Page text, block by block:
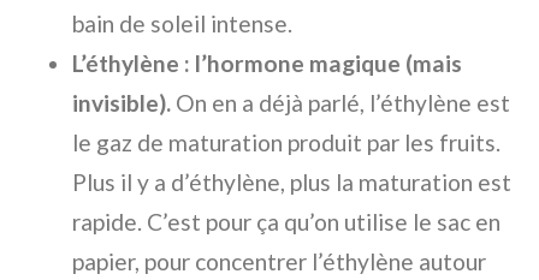
bain de soleil intense.
L’éthylène : l’hormone magique (mais
invisible). On en a déjà parlé, l’éthylène est
le gaz de maturation produit par les fruits.
Plus il y a d’éthylène, plus la maturation est
rapide. C’est pour ça qu’on utilise le sac en
papier, pour concentrer l’éthylène autour